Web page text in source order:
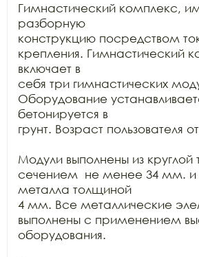
Гимнастический комплекс,
разборную
конструкцию посредством
крепления. Гимнастический
включает в
себя три гимнастических
Оборудование
бетонируется в
грунт. Возраст пользователя
Модули выполнены из круглой
сечением  не менее 34 мм. и
металла толщиной
4 мм. Все металлические
выполнены с применением
оборудования.